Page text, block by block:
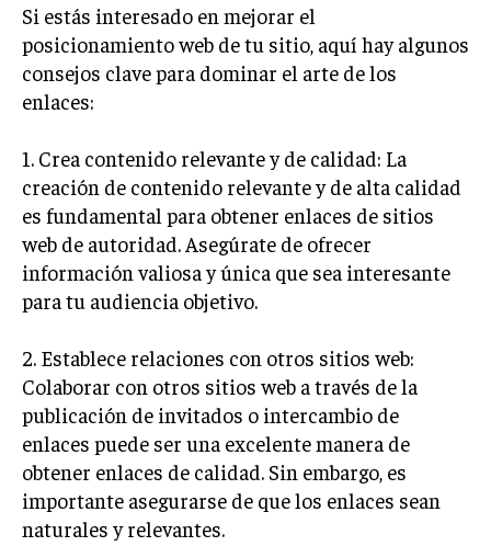
NEGOCIOS
ESTRATEGIAS DE NEGOCIOS
MARKETING B2B
FRANQUICIAS
MARKETING DE INFLUENCERS
E-COMMERCE
E-COMMERCE Y COMERCIO ELECTRÓNICO
PRECIOS
GESTIÓN DE CRISIS EMPRESARIALES
EMPRESAS Y STARTUPS TECNOLÓGICAS
GESTIÓN DE LA EXPERIENCIA DEL CLIENTE
MÁS
Si estás interesado en mejorar el
posicionamiento web de tu sitio, aquí hay algunos
consejos clave para dominar el arte de los
enlaces:
1. Crea contenido relevante y de calidad: La
creación de contenido relevante y de alta calidad
es fundamental para obtener enlaces de sitios
web de autoridad. Asegúrate de ofrecer
información valiosa y única que sea interesante
para tu audiencia objetivo.
2. Establece relaciones con otros sitios web:
Colaborar con otros sitios web a través de la
publicación de invitados o intercambio de
enlaces puede ser una excelente manera de
obtener enlaces de calidad. Sin embargo, es
importante asegurarse de que los enlaces sean
naturales y relevantes.